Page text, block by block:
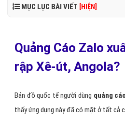
MỤC LỤC BÀI VIẾT [HIỆN]
Quảng Cáo Zalo
rập Xê-út, Angola?
Bản đồ quốc tế người dùng quảng
thấy ứng dụng này đã có mặt ở tất cả